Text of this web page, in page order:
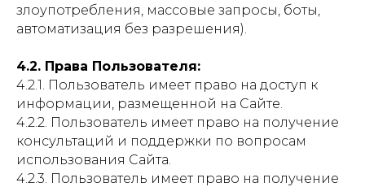
злоупотребления, массовые запросы, боты,
автоматизация без разрешения).
4.2. Права Пользователя:
4.2.1. Пользователь имеет право на доступ к
информации, размещенной на Сайте.
4.2.2. Пользователь имеет право на получение
консультаций и поддержки по вопросам
использования Сайта.
4.2.3. Пользователь имеет право на получение